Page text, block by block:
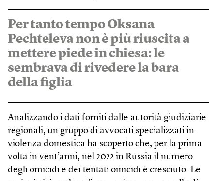
Per tanto tempo Oksana
Pechteleva non è più riuscita a
mettere piede in chiesa: le
sembrava di rivedere la bara
della figlia
Analizzando i dati forniti dalle autorità giudiziarie
regionali, un gruppo di avvocati specializzati in
violenza domestica ha scoperto che, per la prima
volta in vent’anni, nel 2022 in Russia il numero
degli omicidi e dei tentati omicidi è cresciuto. Le